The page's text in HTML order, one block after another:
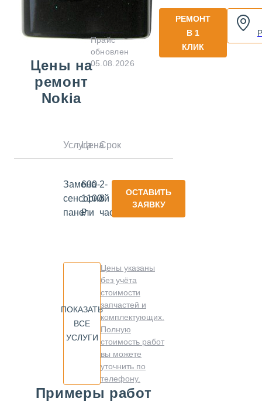
РЕМОНТ
В 1
КЛИК
Цены на
ремонт
Nokia
Прайс
обновлен
05.08.2026
УслугаЦенаСрок
Замена
сенсорной
панели
600-
1100
₽
2-
3
часа
ОСТАВИТЬ
ЗАЯВКУ
ПОКАЗАТЬ
ВСЕ
УСЛУГИ
Цены указаны
без учёта
стоимости
запчастей и
комплектующих.
Полную
стоимость работ
вы можете
уточнить по
телефону.
Примеры работ